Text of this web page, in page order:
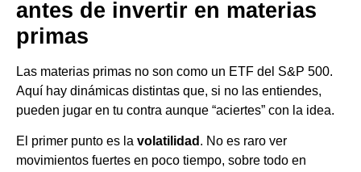
antes de invertir en materias
primas
Las materias primas no son como un ETF del S&P 500.
Aquí hay dinámicas distintas que, si no las entiendes,
pueden jugar en tu contra aunque “aciertes” con la idea.
El primer punto es la volatilidad . No es raro ver
movimientos fuertes en poco tiempo, sobre todo en